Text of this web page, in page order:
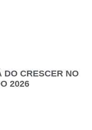
DO CRESCER NO
2026